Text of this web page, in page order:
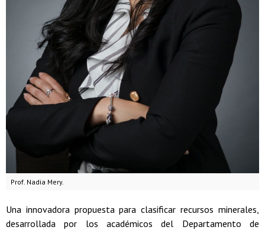
Prof. Nadia Mery.
Una innovadora propuesta para clasificar recursos minerales,
desarrollada por los académicos del Departamento de